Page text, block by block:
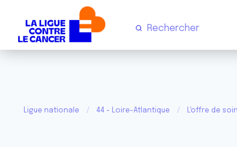
Ligue nationale 44 - Loire-Atlantique L'offre de